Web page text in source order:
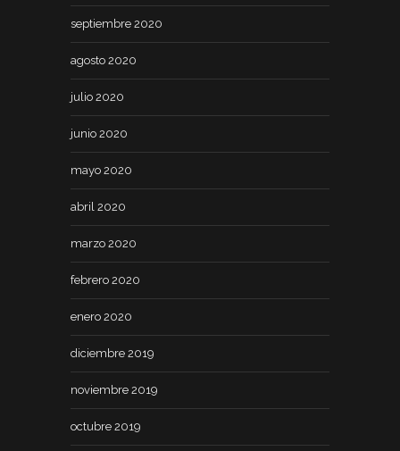
septiembre 2020
agosto 2020
julio 2020
junio 2020
mayo 2020
abril 2020
marzo 2020
febrero 2020
enero 2020
diciembre 2019
noviembre 2019
octubre 2019